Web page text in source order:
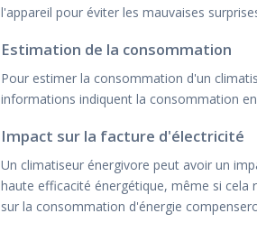
l'appareil pour éviter les mauvaises
Estimation de la consommation
Pour estimer la consommation d'un
informations indiquent la consommation
Impact sur la facture d'électricité
Un climatiseur énergivore peut avoir un
haute efficacité énergétique, même si cela
sur la consommation d'énergie